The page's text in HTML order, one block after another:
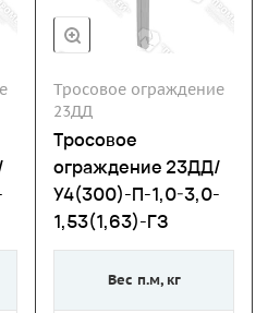
Тросовое ограждение
23ДД
Тросовое
ограждение 23ДД/
У4(300)-П-1,0-3,0-
1,53(1,63)-ГЗ
Вес п.м, кг